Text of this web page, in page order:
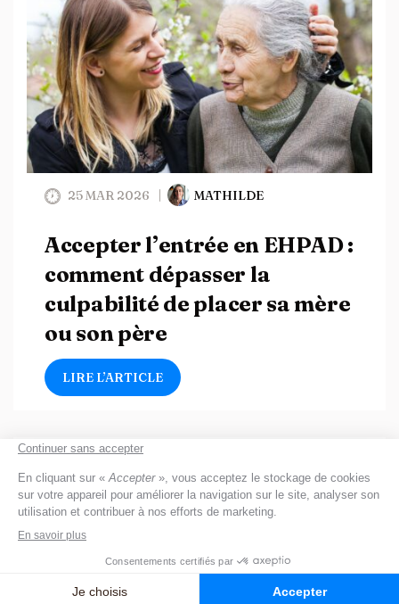
25 MAR 2026 MATHILDE
Accepter l’entrée en EHPAD :
comment dépasser la
culpabilité de placer sa mère
ou son père
LIRE L’ARTICLE